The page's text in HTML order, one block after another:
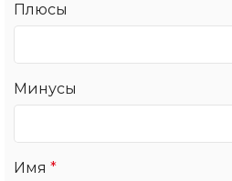
Плюсы
Минусы
Имя *